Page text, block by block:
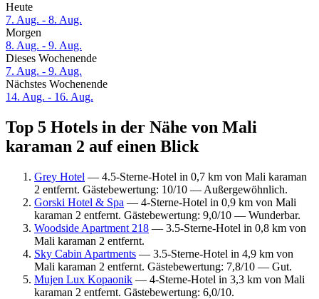
Heute
7. Aug. - 8. Aug.
Morgen
8. Aug. - 9. Aug.
Dieses Wochenende
7. Aug. - 9. Aug.
Nächstes Wochenende
14. Aug. - 16. Aug.
Top 5 Hotels in der Nähe von Mali
karaman 2 auf einen Blick
Grey Hotel — 4.5-Sterne-Hotel in 0,7 km von Mali karaman
2 entfernt. Gästebewertung: 10/10 — Außergewöhnlich.
Gorski Hotel & Spa — 4-Sterne-Hotel in 0,9 km von Mali
karaman 2 entfernt. Gästebewertung: 9,0/10 — Wunderbar.
Woodside Apartment 218 — 3.5-Sterne-Hotel in 0,8 km von
Mali karaman 2 entfernt.
Sky Cabin Apartments — 3.5-Sterne-Hotel in 4,9 km von
Mali karaman 2 entfernt. Gästebewertung: 7,8/10 — Gut.
Mujen Lux Kopaonik — 4-Sterne-Hotel in 3,3 km von Mali
karaman 2 entfernt. Gästebewertung: 6,0/10.